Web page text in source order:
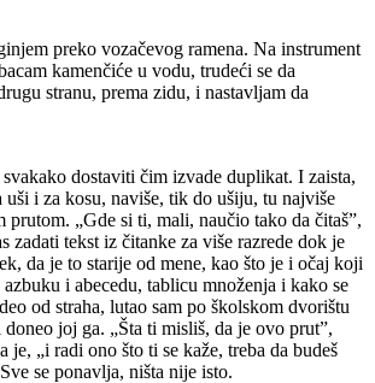
preko vozačevog ramena. Na instrument
kamenčiće u vodu, trudeći se da
stranu, prema zidu, i nastavljam da
dostaviti čim izvade duplikat. I zaista,
i za kosu, naviše, tik do ušiju, tu najviše
„Gde si ti, mali, naučio tako da čitaš”,
zadati tekst iz čitanke za više razrede dok je
da je to starije od mene, kao što je i očaj koji
i abecedu, tablicu množenja i kako se
od straha, lutao sam po školskom dvorištu
joj ga. „Šta ti misliš, da je ovo prut”,
„i radi ono što ti se kaže, treba da budeš
se ponavlja, ništa nije isto.